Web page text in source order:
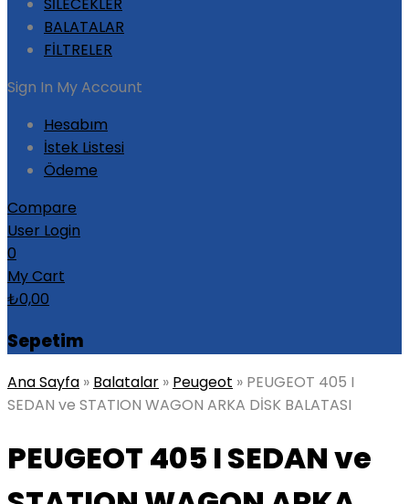
BALATALAR
FİLTRELER
Sign In My Account
Hesabım
İstek Listesi
Ödeme
Compare
User Login
0
My Cart
₺0,00
Sepetim
Ana Sayfa » Balatalar » Peugeot » PEUGEOT 405 I
SEDAN ve STATION WAGON ARKA DİSK BALATASI
PEUGEOT 405 I SEDAN ve